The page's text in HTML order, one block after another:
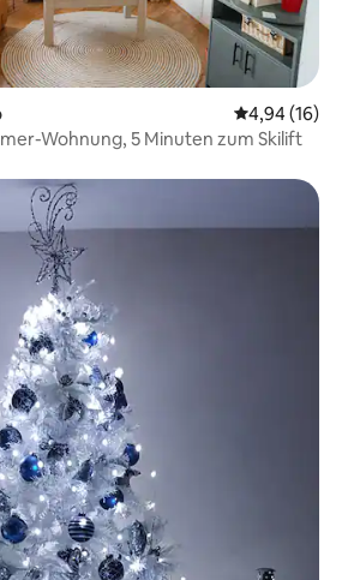
4,94 (16)
Wohnung, 5 Minuten zum Skilift